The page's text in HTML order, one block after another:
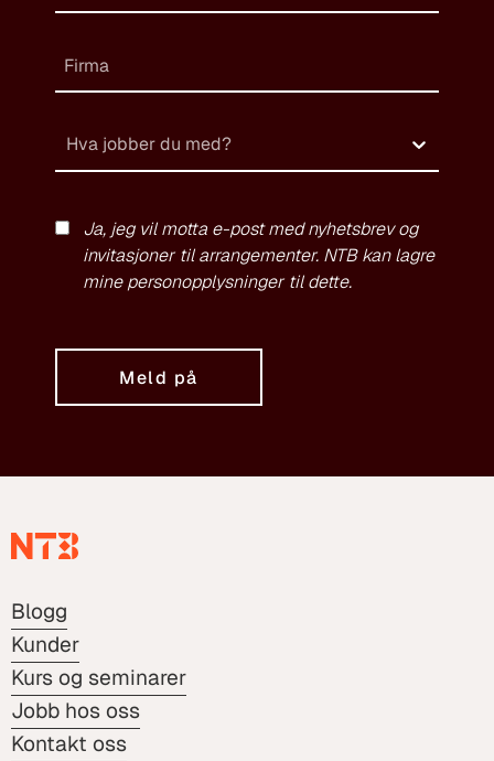
Hva jobber du med?
Ja, jeg vil motta e-post med nyhetsbrev og
invitasjoner til arrangementer. NTB kan lagre
mine personopplysninger til dette.
Meld på
Blogg
Kunder
Kurs og seminarer
Jobb hos oss
Kontakt oss